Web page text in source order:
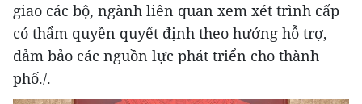
giao các bộ, ngành liên quan xem xét trình cấp
có thẩm quyền quyết định theo hướng hỗ trợ,
đảm bảo các nguồn lực phát triển cho thành
phố./.